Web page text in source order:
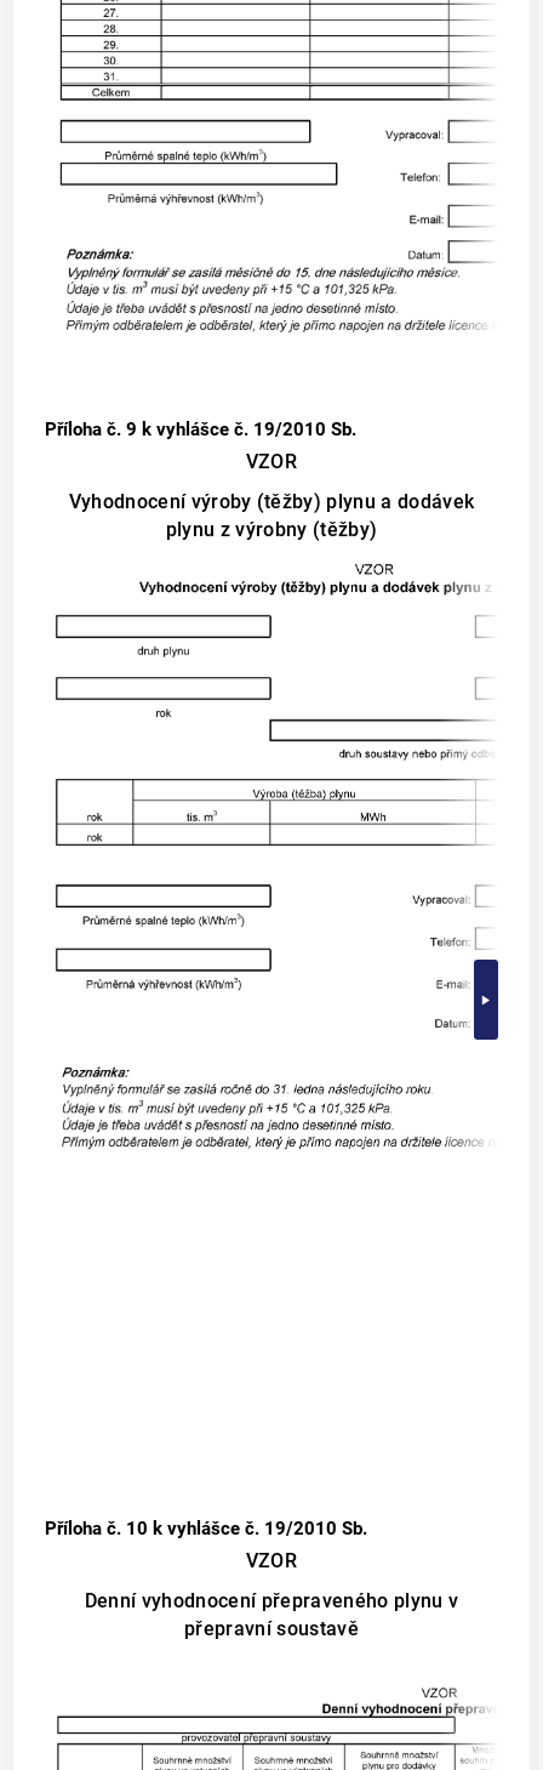
Příloha č. 9 k vyhlášce č. 19/2010 Sb.
VZOR
Vyhodnocení výroby (těžby) plynu a dodávek
plynu z výrobny (těžby)
Příloha č. 10 k vyhlášce č. 19/2010 Sb.
VZOR
Denní vyhodnocení přepraveného plynu v
přepravní soustavě